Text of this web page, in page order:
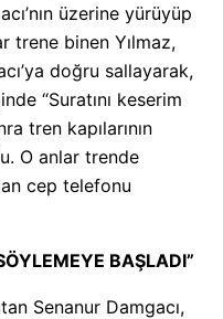
üzerine yürüyüp
trene binen Yılmaz,
doğru sallayarak,
“Suratını keserim
tren kapılarının
O anlar trende
cep telefonu
BAŞLADI”
Senanur Damgacı,